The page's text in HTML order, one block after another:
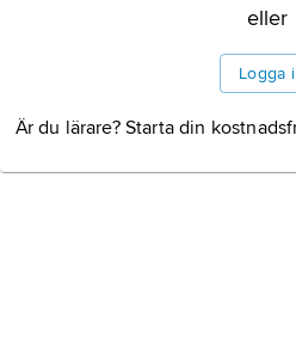
eller
Logga
Är du lärare? Starta din